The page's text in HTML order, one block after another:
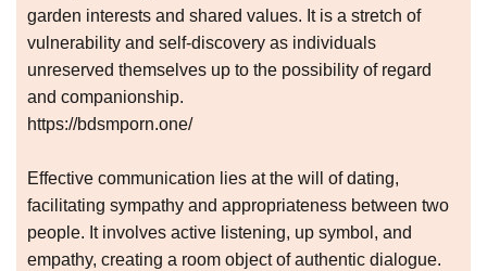
garden interests and shared values. It is a stretch of
vulnerability and self-discovery as individuals
unreserved themselves up to the possibility of regard
and companionship.
https://bdsmporn.one/
Effective communication lies at the will of dating,
facilitating sympathy and appropriateness between two
people. It involves active listening, up symbol, and
empathy, creating a room object of authentic dialogue.